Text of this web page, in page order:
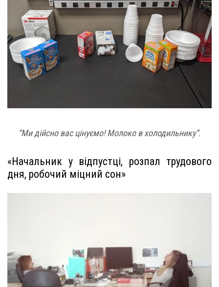
“Ми дійсно вас цінуємо! Молоко в холодильнику”.
«Начальник у відпустці, розпал трудового
дня, робочий міцний сон»